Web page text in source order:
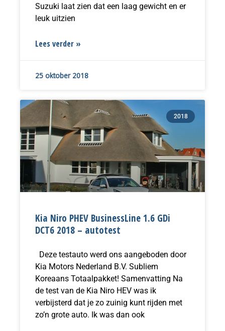
Suzuki laat zien dat een laag gewicht en er
leuk uitzien
Lees verder »
25 oktober 2018
2018
Kia Niro PHEV BusinessLine 1.6 GDi
DCT6 2018 – autotest
Deze testauto werd ons aangeboden door
Kia Motors Nederland B.V. Subliem
Koreaans Totaalpakket! Samenvatting Na
de test van de Kia Niro HEV was ik
verbijsterd dat je zo zuinig kunt rijden met
zo’n grote auto. Ik was dan ook